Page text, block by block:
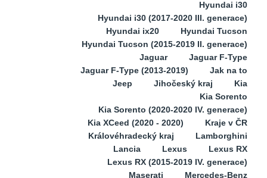
Hyundai i30
Hyundai i30 (2017-2020 III. generace)
Hyundai ix20
Hyundai Tucson
Hyundai Tucson (2015-2019 II. generace)
Jaguar
Jaguar F-Type
Jaguar F-Type (2013-2019)
Jak na to
Jeep
Jihočeský kraj
Kia
Kia Sorento
Kia Sorento (2020-2020 IV. generace)
Kia XCeed (2020 - 2020)
Kraje v ČR
Královéhradecký kraj
Lamborghini
Lancia
Lexus
Lexus RX
Lexus RX (2015-2019 IV. generace)
Maserati
Mercedes-Benz